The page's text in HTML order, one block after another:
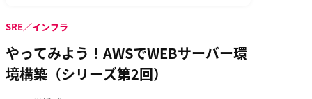
やってみよう！AWSでWEBサーバー環
境構築（シリーズ第2回）
SRE／インフラ